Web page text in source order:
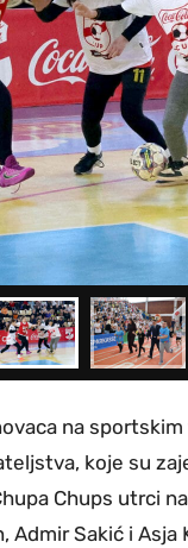
na
koje su
Chups utrci
Sakić i